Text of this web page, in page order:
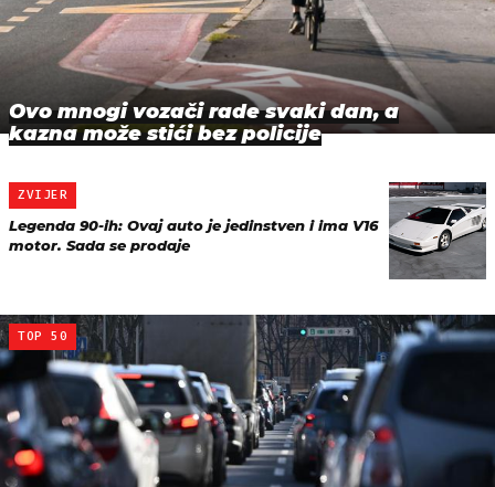
Ovo mnogi vozači rade svaki dan, a
kazna može stići bez policije
ZVIJER
Legenda 90-ih: Ovaj auto je jedinstven i ima V16
motor. Sada se prodaje
TOP 50